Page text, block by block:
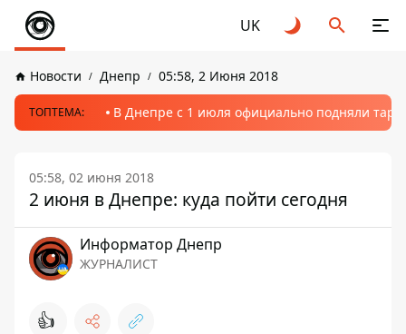
UK
Новости Днепр 05:58, 2 Июня 2018
ТОПТЕМА: В Днепре с 1 июля официально подняли
05:58, 02 июня 2018
2 июня в Днепре: куда пойти сегодня
Информатор Днепр
ЖУРНАЛИСТ
👍